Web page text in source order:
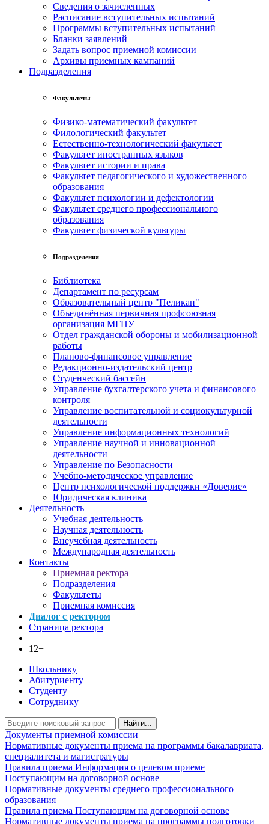
Сведения о зачисленных
Расписание вступительных испытаний
Программы вступительных испытаний
Бланки заявлений
Задать вопрос приемной комиссии
Архивы приемных кампаний
Подразделения
Факультеты
Физико-математический факультет
Филологический факультет
Естественно-технологический факультет
Факультет иностранных языков
Факультет истории и права
Факультет педагогического и художественного
образования
Факультет психологии и дефектологии
Факультет среднего профессионального
образования
Факультет физической культуры
Подразделения
Библиотека
Департамент по ресурсам
Образовательный центр "Пеликан"
Объединённая первичная профсоюзная
организация МГПУ
Отдел гражданской обороны и мобилизационной
работы
Планово-финансовое управление
Редакционно-издательский центр
Студенческий бассейн
Управление бухгалтерского учета и финансового
контроля
Управление воспитательной и социокультурной
деятельности
Управление информационных технологий
Управление научной и инновационной
деятельности
Управление по Безопасности
Учебно-методическое управление
Центр психологической поддержки «Доверие»
Юридическая клиника
Деятельность
Учебная деятельность
Научная деятельность
Внеучебная деятельность
Международная деятельность
Контакты
Приемная ректора
Подразделения
Факультеты
Приемная комиссия
Диалог с ректором
Страница ректора
12+
Школьнику
Абитуриенту
Студенту
Сотруднику
Найти...
Документы приемной комиссии
Нормативные документы приема на программы бакалавриата,
специалитета и магистратуры
Правила приема Информация о целевом приеме
Поступающим на договорной основе
Нормативные документы среднего профессионального
образования
Правила приема Поступающим на договорной основе
Нормативные документы приема на программы подготовки